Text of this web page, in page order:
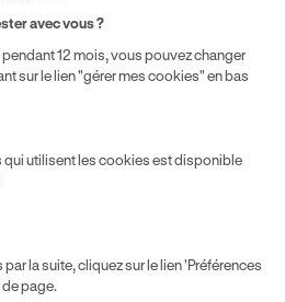
avec vous ?
12 mois, vous pouvez changer
sur le lien "gérer mes cookies" en bas
qui utilisent les cookies est disponible
la suite, cliquez sur le lien 'Préférences
page.